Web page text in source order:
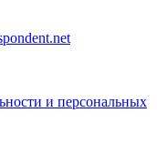
и персональных